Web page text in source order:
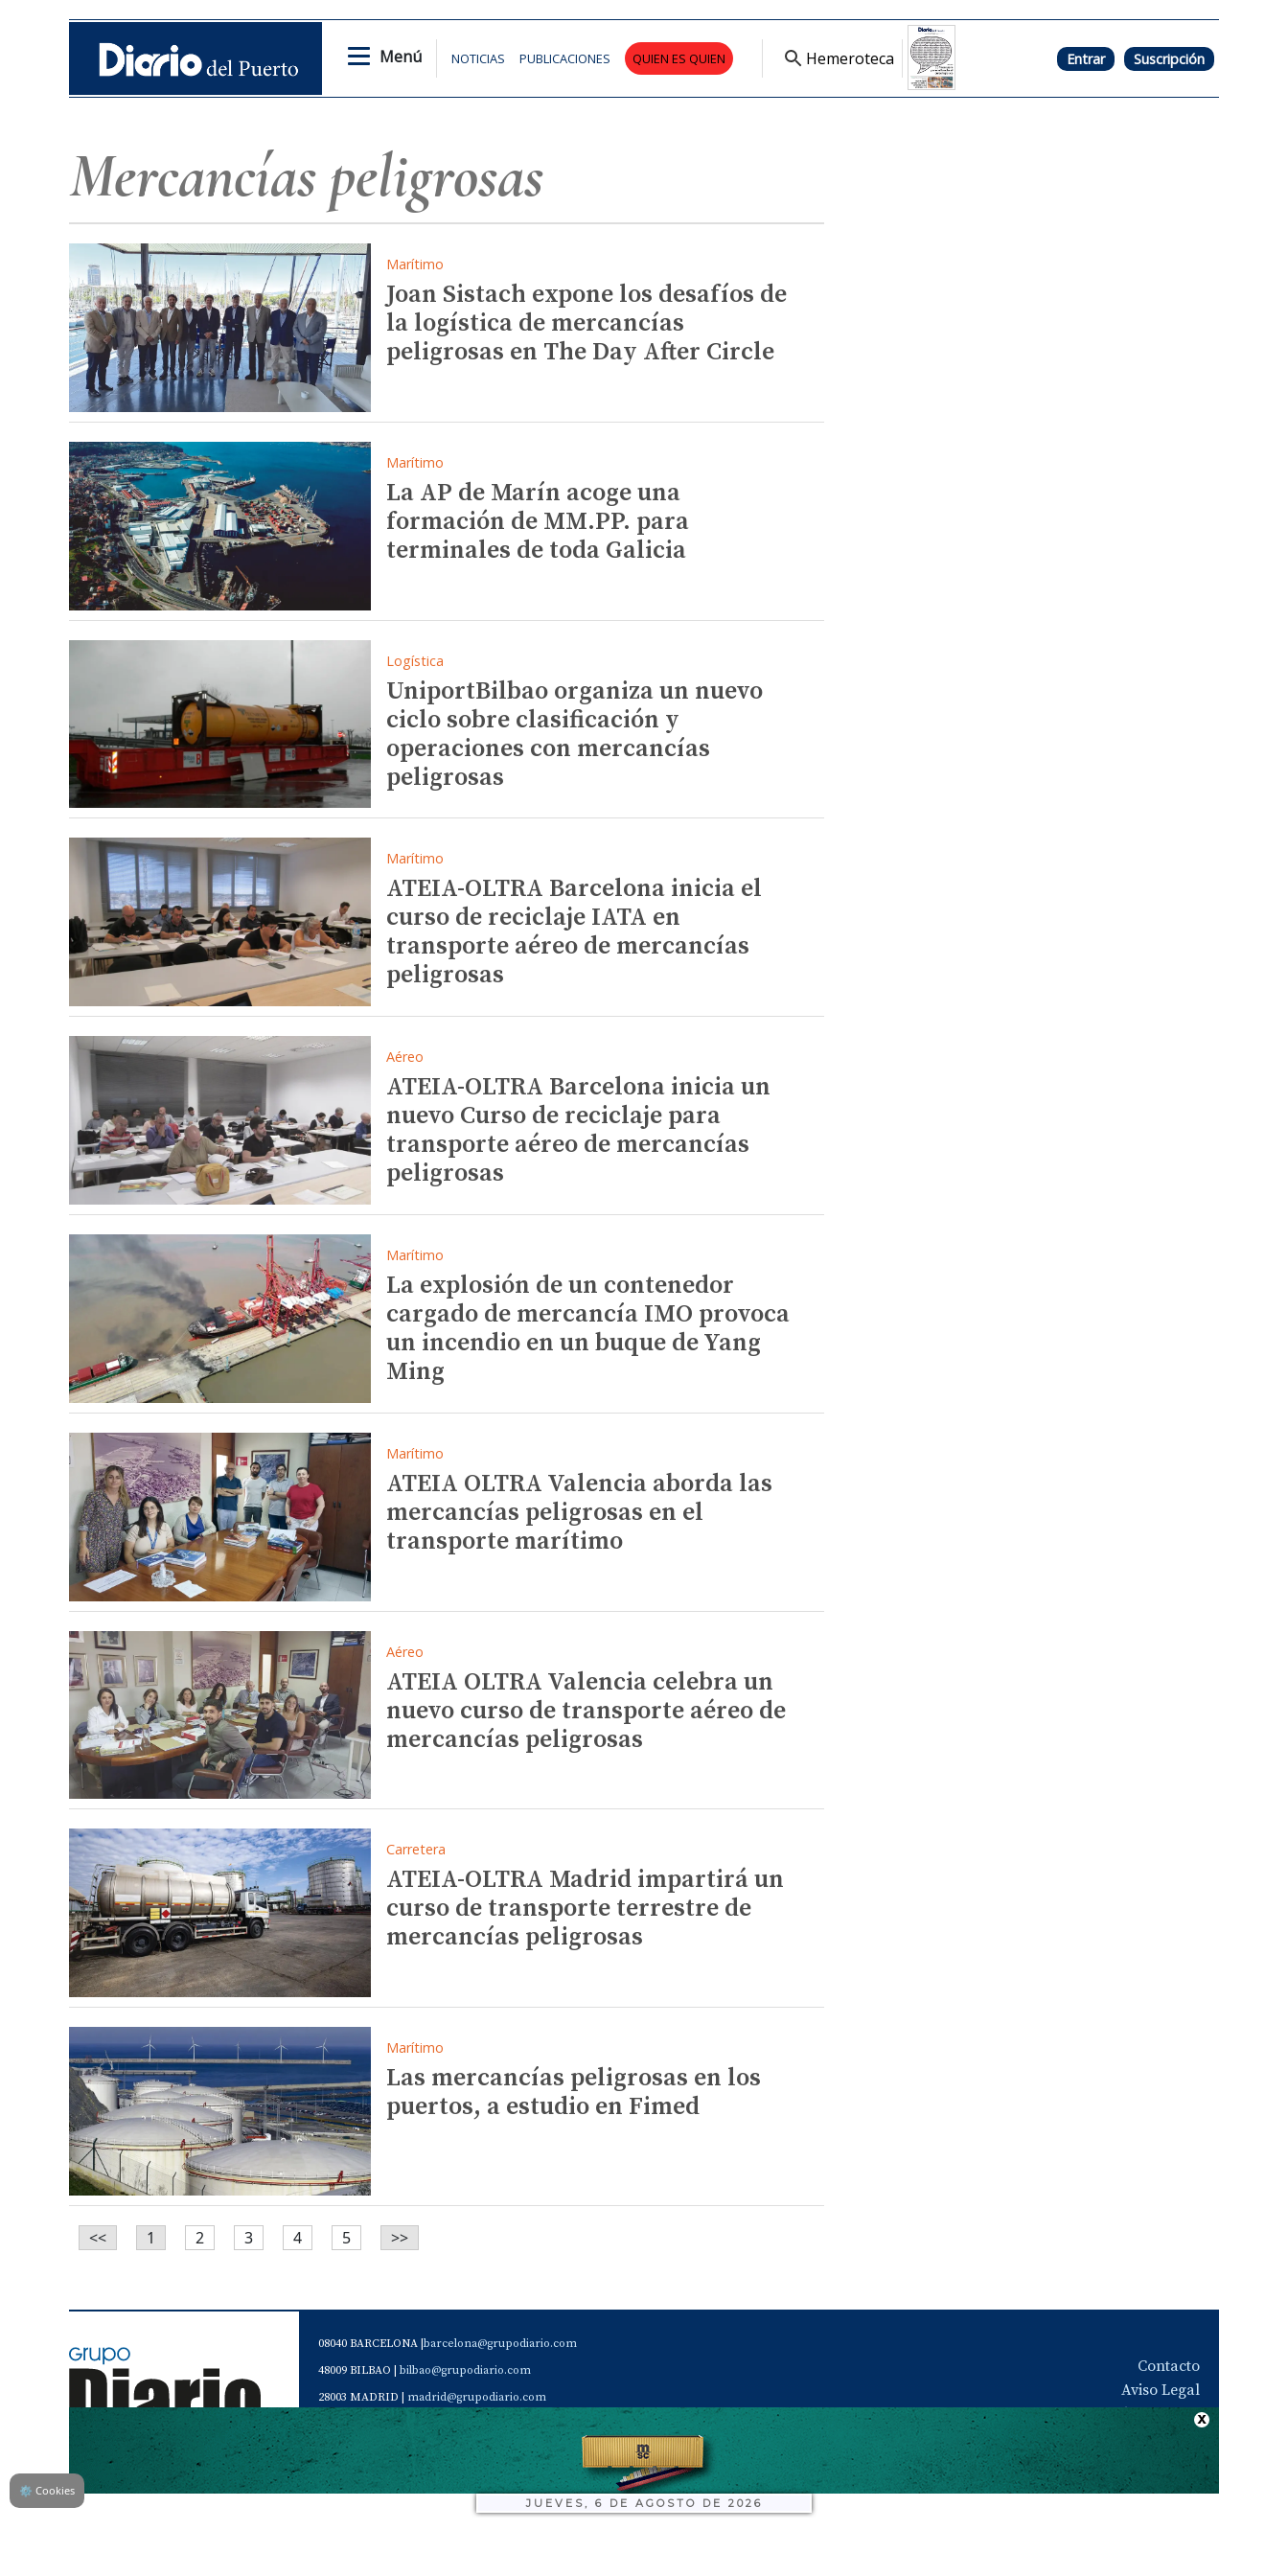
Menú NOTICIAS PUBLICACIONES QUIEN ES QUIEN Hemeroteca Entrar Suscripción
JUEVES, 6 DE AGOSTO DE 2026
Mercancías peligrosas
Marítimo
Joan Sistach expone los desafíos de
la logística de mercancías
peligrosas en The Day After Circle
Marítimo
La AP de Marín acoge una
formación de MM.PP. para
terminales de toda Galicia
Logística
UniportBilbao organiza un nuevo
ciclo sobre clasificación y
operaciones con mercancías
peligrosas
Marítimo
ATEIA-OLTRA Barcelona inicia el
curso de reciclaje IATA en
transporte aéreo de mercancías
peligrosas
Aéreo
ATEIA-OLTRA Barcelona inicia un
nuevo Curso de reciclaje para
transporte aéreo de mercancías
peligrosas
Marítimo
La explosión de un contenedor
cargado de mercancía IMO provoca
un incendio en un buque de Yang
Ming
Marítimo
ATEIA OLTRA Valencia aborda las
mercancías peligrosas en el
transporte marítimo
Aéreo
ATEIA OLTRA Valencia celebra un
nuevo curso de transporte aéreo de
mercancías peligrosas
Carretera
ATEIA-OLTRA Madrid impartirá un
curso de transporte terrestre de
mercancías peligrosas
Marítimo
Las mercancías peligrosas en los
puertos, a estudio en Fimed
<< 1 2 3 4 5 >>
08040 BARCELONA | barcelona@grupodiario.com
48009 BILBAO | bilbao@grupodiario.com
28003 MADRID | madrid@grupodiario.com
46120 Alboraya. VALENCIA |
valencia@grupodiario.com
Servicio de Atención al Socio Suscriptor | sas@grupodiario.com
Teléfono de contacto de Diario del Puerto: 96 330 18 32
Contacto
Aviso Legal
Quiénes somos
Política de privacidad
⚙ Cookies